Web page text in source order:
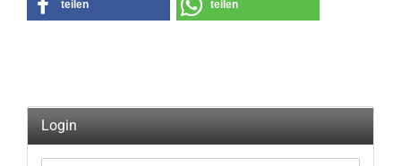
teilen teilen
Login